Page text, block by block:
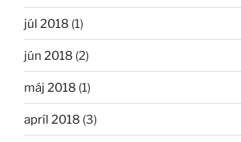
júl 2018 (1)
jún 2018 (2)
máj 2018 (1)
apríl 2018 (3)